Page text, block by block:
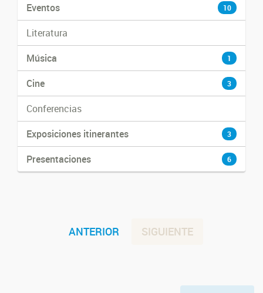
Eventos 10
Literatura
Música
1
Cine 3
Conferencias
Exposiciones itinerantes
3
Presentaciones 6
ANTERIOR SIGUIENTE